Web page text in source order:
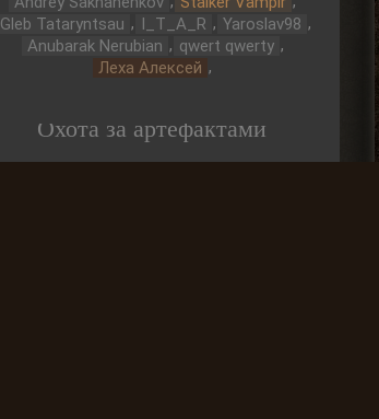
Gleb Tataryntsau , I_T_A_R , Yaroslav98 ,
Anubarak Nerubian , qwert qwerty ,
Леха Алексей ,
Охота за артефактами